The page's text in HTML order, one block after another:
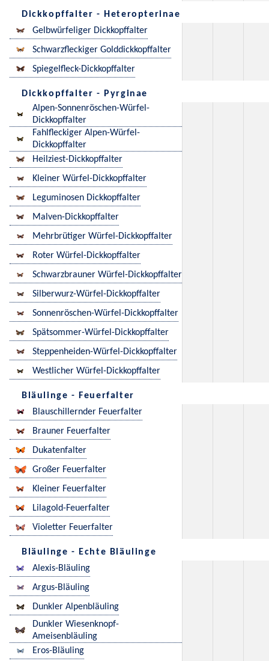
Dickkopffalter - Heteropterinae
Gelbwürfeliger Dickkopffalter
Schwarzfleckiger Golddickkopffalter
Spiegelfleck-Dickkopffalter
Dickkopffalter - Pyrginae
Alpen-Sonnenröschen-Würfel-
Dickkopffalter
Fahlfleckiger Alpen-Würfel-
Dickkopffalter
Heilziest-Dickkopffalter
Kleiner Würfel-Dickkopffalter
Leguminosen Dickkopffalter
Malven-Dickkopffalter
Mehrbrütiger Würfel-Dickkopffalter
Roter Würfel-Dickkopffalter
Schwarzbrauner Würfel-Dickkopffalter
Silberwurz-Würfel-Dickkopffalter
Sonnenröschen-Würfel-Dickkopffalter
Spätsommer-Würfel-Dickkopffalter
Steppenheiden-Würfel-Dickkopffalter
Westlicher Würfel-Dickkopffalter
Bläulinge - Feuerfalter
Blauschillernder Feuerfalter
Brauner Feuerfalter
Dukatenfalter
Großer Feuerfalter
Kleiner Feuerfalter
Lilagold-Feuerfalter
Violetter Feuerfalter
Bläulinge - Echte Bläulinge
Alexis-Bläuling
Argus-Bläuling
Dunkler Alpenbläuling
Dunkler Wiesenknopf-
Ameisenbläuling
Eros-Bläuling